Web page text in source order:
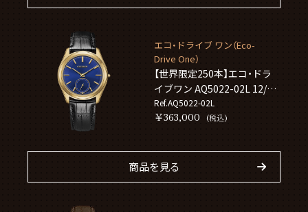
エコ・ドライブ ワン（Eco-
Drive One）
【世界限定250本】エコ・ドラ
イブワン AQ5022-02L 12/4
発売
Ref.AQ5022-02L
￥363,000 (税込)
商品を見る